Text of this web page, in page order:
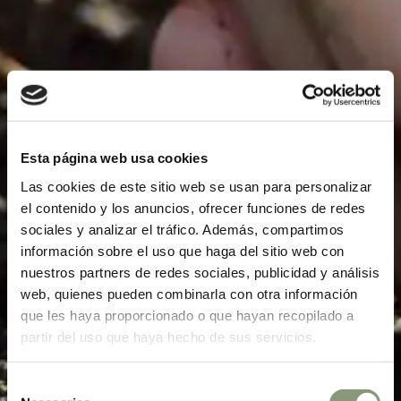
Esta página web usa cookies
Las cookies de este sitio web se usan para personalizar
el contenido y los anuncios, ofrecer funciones de redes
sociales y analizar el tráfico. Además, compartimos
información sobre el uso que haga del sitio web con
nuestros partners de redes sociales, publicidad y análisis
web, quienes pueden combinarla con otra información
que les haya proporcionado o que hayan recopilado a
partir del uso que haya hecho de sus servicios.
Selección